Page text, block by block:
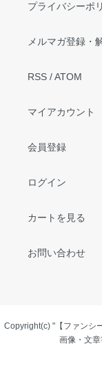
プライバシーポ
メルマガ登録・
RSS /ATOM
マイアカウント
会員登録
ログイン
カートを見る
お問い合わせ
Copyright(c) "【ファンシ
画像・文章